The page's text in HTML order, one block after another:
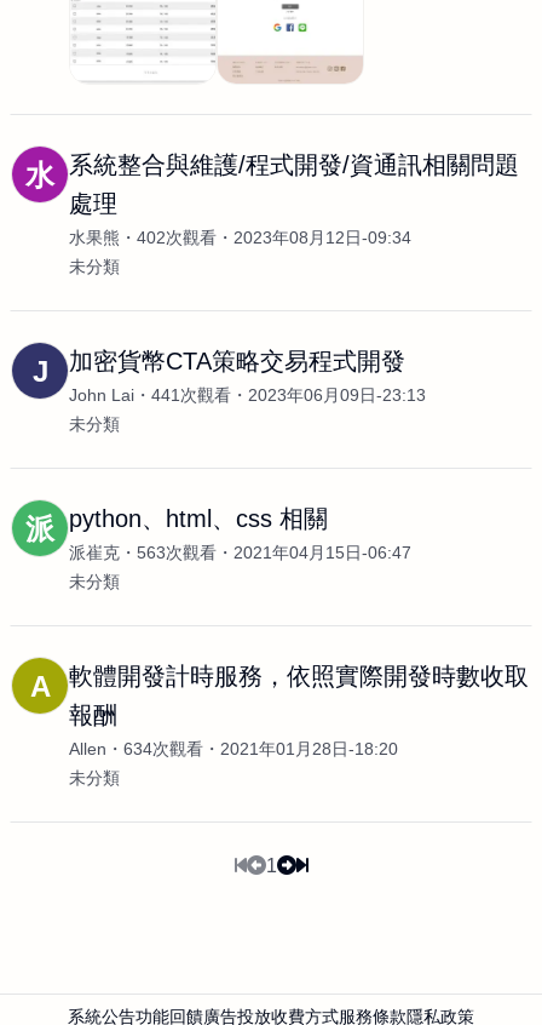
水
系統整合與維護/程式開發/資通訊相關問題
處理
水果熊 402次觀看
2023年08月12日-09:34
未分類
J 加密貨幣CTA策略交易程式開發
John Lai 441次觀看
2023年06月09日-23:13
未分類
派 python、html、css 相關
派崔克 563次觀看
2021年04月15日-06:47
未分類
A
軟體開發計時服務，依照實際開發時數收取
報酬
Allen 634次觀看
2021年01月28日-18:20
未分類
1
系統公告功能回饋廣告投放收費方式服務條款隱私政策